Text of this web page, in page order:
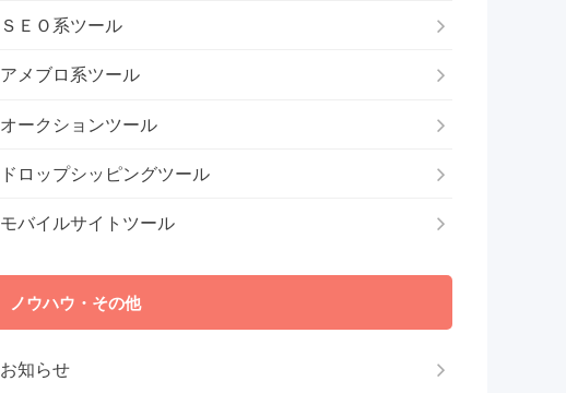
ＳＥＯ系ツール
アメブロ系ツール
オークションツール
ドロップシッピングツール
モバイルサイトツール
ノウハウ・その他
お知らせ